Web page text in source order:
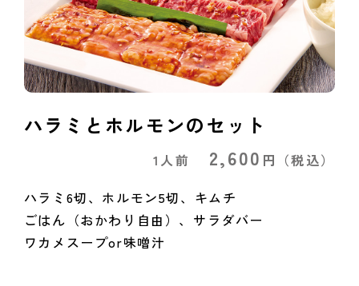
ハラミとホルモンのセット
1人前 2,600 円 （税込）
ハラミ6切、ホルモン5切、キムチ
ごはん（おかわり自由）、サラダバー
ワカメスープor味噌汁